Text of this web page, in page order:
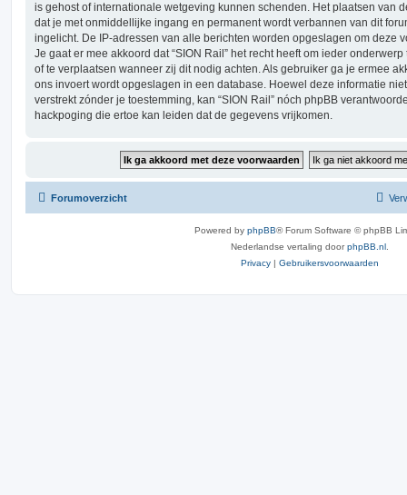
is gehost of internationale wetgeving kunnen schenden. Het plaatsen van
dat je met onmiddellijke ingang en permanent wordt verbannen van dit
ingelicht. De IP-adressen van alle berichten worden opgeslagen om deze
Je gaat er mee akkoord dat “SION Rail” het recht heeft om ieder
of te verplaatsen wanneer zij dit nodig achten. Als gebruiker ga je ermee
ons invoert wordt opgeslagen in een database. Hoewel deze informatie
verstrekt zónder je toestemming, kan “SION Rail” nóch phpBB
hackpoging die ertoe kan leiden dat de gegevens vrijkomen.
Forumoverzicht
Powered by phpBB® Forum Software © phpBB
Nederlandse vertaling doorphpBB.nl.
Privacy| Gebruikersvoorwaarden